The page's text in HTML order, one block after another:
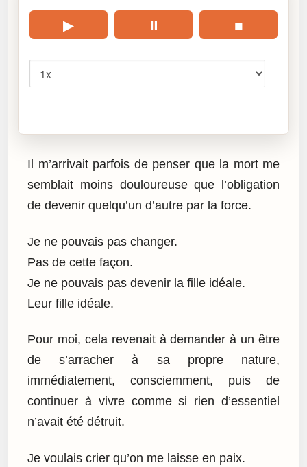
▶ ⏸ ■
Il m’arrivait parfois de penser que la mort me
semblait moins douloureuse que l’obligation
de devenir quelqu’un d’autre par la force.
Je ne pouvais pas changer.
Pas de cette façon.
Je ne pouvais pas devenir la fille idéale.
Leur fille idéale.
Pour moi, cela revenait à demander à un être
de s’arracher à sa propre nature,
immédiatement, consciemment, puis de
continuer à vivre comme si rien d’essentiel
n’avait été détruit.
Je voulais crier qu’on me laisse en paix.